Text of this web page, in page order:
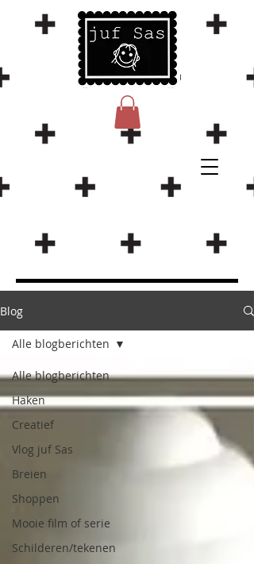
Blog
Alle blogberichten
Haken
Creatief
Vlog juf Sas
Breien
Shoppen
Mooie film of serie
Schilderen/tekenen
Alle blogberichten